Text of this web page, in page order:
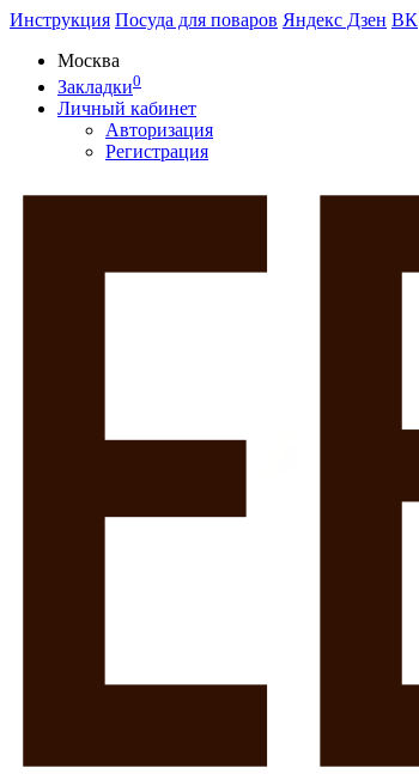
Инструкция Посуда для поваров Яндекс Дзен ВК
Москва
Закладки0
Личный кабинет
Авторизация
Регистрация